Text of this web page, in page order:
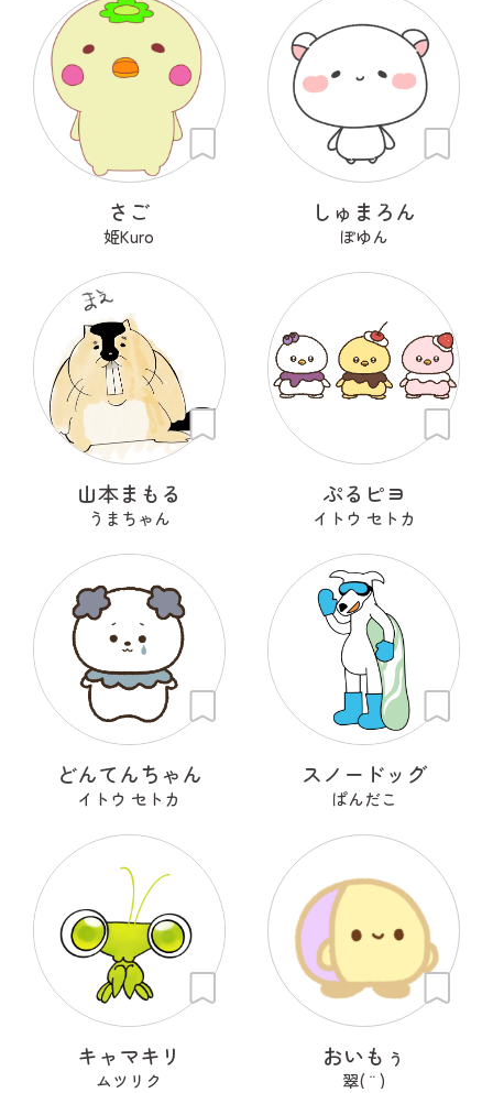
さご
姫Kuro
しゅまろん
ぽゆん
山本まもる
うまちゃん
ぷるピヨ
イトウ セトカ
どんてんちゃん
イトウ セトカ
スノードッグ
ぱんだこ
キャマキリ
ムツリク
おいもぅ
翠( ¨̮ )